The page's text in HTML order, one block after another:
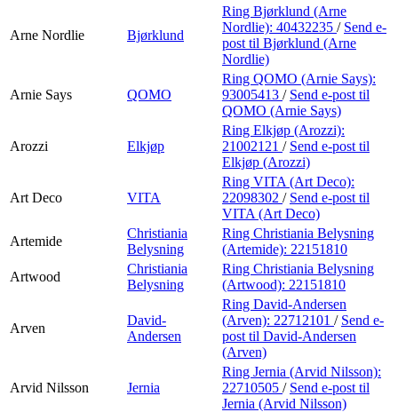
Arne Nordlie Bjørklund
Ring Bjørklund (Arne
Nordlie): 40432235 / Send e-
post til Bjørklund (Arne
Nordlie)
Arnie Says QOMO
Ring QOMO (Arnie Says):
93005413 / Send e-post til
QOMO (Arnie Says)
Arozzi Elkjøp
Ring Elkjøp (Arozzi):
21002121 / Send e-post til
Elkjøp (Arozzi)
Art Deco VITA
Ring VITA (Art Deco):
22098302 / Send e-post til
VITA (Art Deco)
Artemide
Christiania
Belysning
Ring Christiania Belysning
(Artemide): 22151810
Artwood
Christiania
Belysning
Ring Christiania Belysning
(Artwood): 22151810
Arven
David-
Andersen
Ring David-Andersen
(Arven): 22712101 / Send e-
post til David-Andersen
(Arven)
Arvid Nilsson Jernia
Ring Jernia (Arvid Nilsson):
22710505 / Send e-post til
Jernia (Arvid Nilsson)